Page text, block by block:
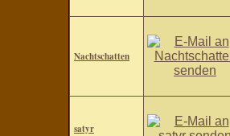
Nachtschatten
satyr